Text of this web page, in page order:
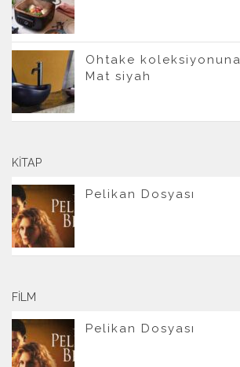
Ohtake
Mat siyah
KITAP
Pelikan Dosyası
FILM
Pelikan Dosyası